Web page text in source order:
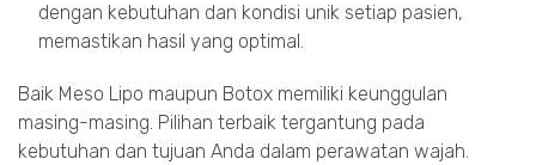
dengan kebutuhan dan kondisi unik setiap pasien,
memastikan hasil yang optimal.
Baik Meso Lipo maupun Botox memiliki keunggulan
masing-masing. Pilihan terbaik tergantung pada
kebutuhan dan tujuan Anda dalam perawatan wajah.